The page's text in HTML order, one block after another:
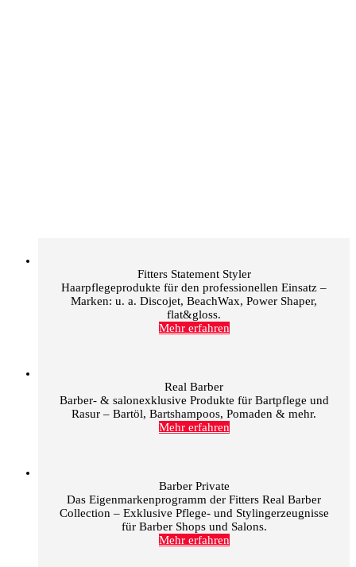
Fitters Statement Styler
Haarpflegeprodukte für den professionellen Einsatz –
Marken: u. a. Discojet, BeachWax, Power Shaper,
flat&gloss.
Mehr erfahren
Real Barber
Barber- & salonexklusive Produkte für Bartpflege und
Rasur – Bartöl, Bartshampoos, Pomaden & mehr.
Mehr erfahren
Barber Private
Das Eigenmarkenprogramm der Fitters Real Barber
Collection – Exklusive Pflege- und Stylingerzeugnisse
für Barber Shops und Salons.
Mehr erfahren